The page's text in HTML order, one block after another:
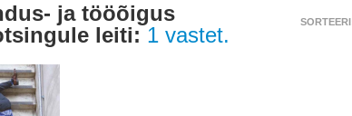
ja tööõigus
leiti: 1 vastet.